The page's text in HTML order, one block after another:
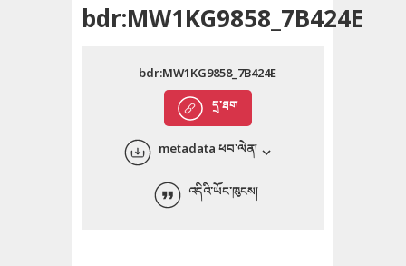
English
ភាសាខ្មែរ
bdr:MW1KG9858_7B424E
དྲ་ཐག
bdr:MW1KG9858_7B424E
metadata ཕབ་ལེན།
འདིའི་ཡོང་ཁུངས།